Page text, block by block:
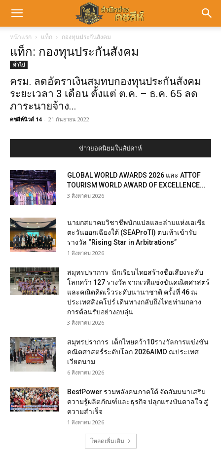
หน้าแรก แท็ก กองทุนประกันสังคม
แท็ก: กองทุนประกันสังคม
ทั่วไป
ครม. ลดอัตราเงินสมทบกองทุนประกันสังคม
ระยะเวลา 3 เดือน ตั้งแต่ ต.ค. – ธ.ค. 65 ลด
ภาระนายจ้าง...
คชสีห์นิวส์ 14 - 21 กันยายน 2022
ข่าวยอดนิยมในสัปดาห์
GLOBAL WORLD AWARDS 2026 และ ATTOF
TOURISM WORLD AWARD OF EXCELLENCE...
3 สิงหาคม 2026
นายกสมาคมวิชาชีพนักแปลและล่ามแห่งเอเชีย
ตะวันออกเฉียงใต้ (SEAProTI) ตบเท้าเข้ารับ
รางวัล “Rising Star in Arbitrations”
1 สิงหาคม 2026
สมุทรปราการ นักเรียนไทยสร้างชื่อเสียงระดับ
โลกคว้า 127 รางวัล จากเวทีแข่งขันคณิตศาสตร์
และคณิตคิดเร็วระดับนานาชาติ ครั้งที่ 46 ณ
ประเทศสิงคโปร์ เดินทางกลับถึงไทยท่ามกลาง
การต้อนรับอย่างอบอุ่น
3 สิงหาคม 2026
สมุทรปราการ เด็กไทยคว้า10รางวัลการแข่งขัน
คณิตศาสตร์ระดับโลก 2026AIMO ณประเทศ
เวียดนาม
6 สิงหาคม 2026
BestPower รวมพลังคนภาคใต้ จัดสัมมนาเสริม
ความรู้ผลิตภัณฑ์และธุรกิจ ปลุกแรงบันดาลใจ สู่
ความสำเร็จ
1 สิงหาคม 2026
โหลดเพิ่มเติม